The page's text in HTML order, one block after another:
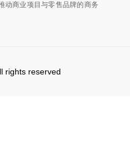
动商业项目与零售品牌的商务
rights reserved